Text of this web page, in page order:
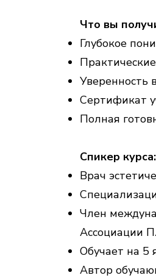
Что вы
Глубокое
Уверенность
Сертификат
Полная
Спикер
Врач
Член
Ассоциации
Обучает на 5
Автор